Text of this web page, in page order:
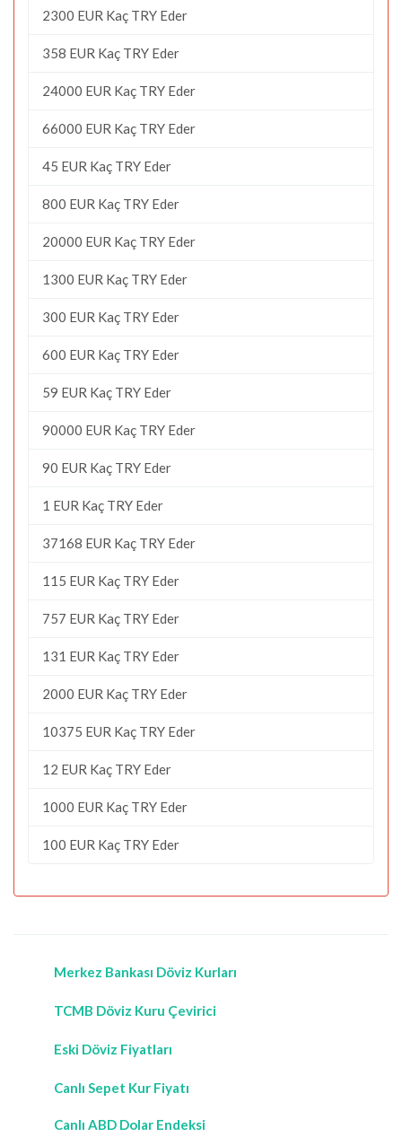
2300 EUR Kaç TRY Eder
358 EUR Kaç TRY Eder
24000 EUR Kaç TRY Eder
66000 EUR Kaç TRY Eder
45 EUR Kaç TRY Eder
800 EUR Kaç TRY Eder
20000 EUR Kaç TRY Eder
1300 EUR Kaç TRY Eder
300 EUR Kaç TRY Eder
600 EUR Kaç TRY Eder
59 EUR Kaç TRY Eder
90000 EUR Kaç TRY Eder
90 EUR Kaç TRY Eder
1 EUR Kaç TRY Eder
37168 EUR Kaç TRY Eder
115 EUR Kaç TRY Eder
757 EUR Kaç TRY Eder
131 EUR Kaç TRY Eder
2000 EUR Kaç TRY Eder
10375 EUR Kaç TRY Eder
12 EUR Kaç TRY Eder
1000 EUR Kaç TRY Eder
100 EUR Kaç TRY Eder
Merkez Bankası Döviz Kurları
TCMB Döviz Kuru Çevirici
Eski Döviz Fiyatları
Canlı Sepet Kur Fiyatı
Canlı ABD Dolar Endeksi